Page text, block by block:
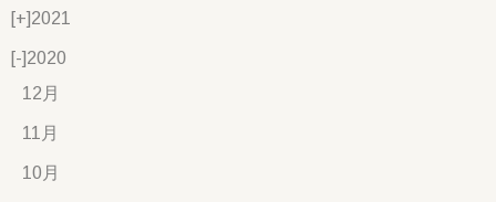
[+]2021
[-]2020
12月
11月
10月